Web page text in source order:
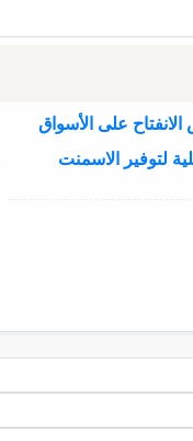
على الأسواق
لتوفير الاسمنت